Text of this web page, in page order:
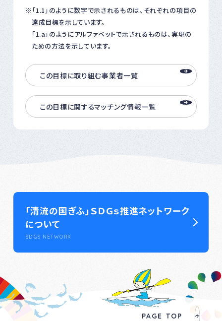
「1.1」のように数字で示されるものは、それぞれの項目の
達成目標を示しています。
「1.a」のようにアルファベットで示されるものは、実現の
ための方法を示しています。
この目標に取り組む事業者一覧
この目標に関するマッチング情報一覧
「清流の国ぎふ」ＳＤＧｓ推進ネットワーク
について
SDGS NETWORK
PAGE TOP